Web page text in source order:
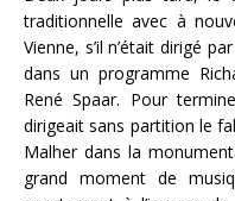
traditionnelle avec à
Vienne, s’il n’était dirigé
dans un programme
René Spaar. Pour
dirigeait sans partition le
Malher dans la
grand moment de